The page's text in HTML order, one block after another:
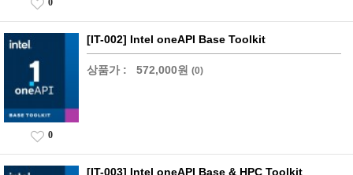
0
[IT-002] Intel oneAPI Base Toolkit
상품가 : 572,000원 (0)
0
[IT-003] Intel oneAPI Base & HPC Toolkit